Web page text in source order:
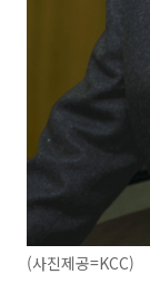
(사진제공=KCC)